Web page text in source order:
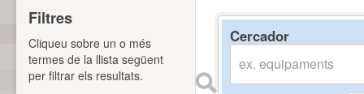
Cercador
Filtres
Cliqueu sobre un o més
termes de la llista següent
per filtrar els resultats.